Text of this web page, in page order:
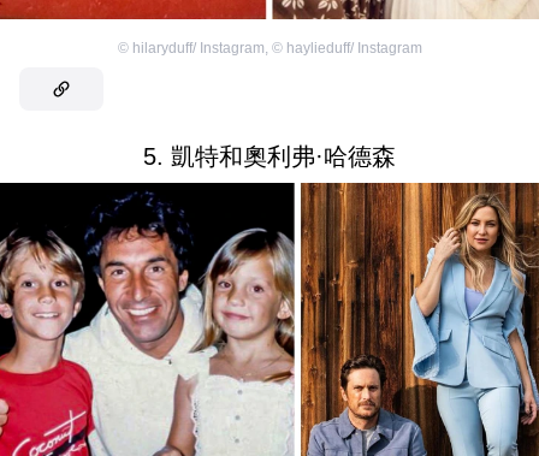
© hilaryduff/ Instagram, © haylieduff/ Instagram
5. 凱特和奧利弗·哈德森